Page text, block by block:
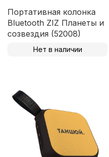
Портативная колонка
Bluetooth ZIZ Планеты и
созвездия (52008)
Нет в наличии